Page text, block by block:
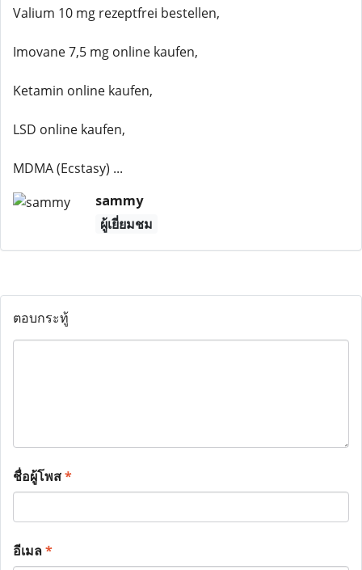
Valium 10 mg rezeptfrei bestellen,
Imovane 7,5 mg online kaufen,
Ketamin online kaufen,
LSD online kaufen,
MDMA (Ecstasy) ...
sammy
ผู้เยี่ยมชม
ตอบกระทู้
ชื่อผู้โพส*
อีเมล*